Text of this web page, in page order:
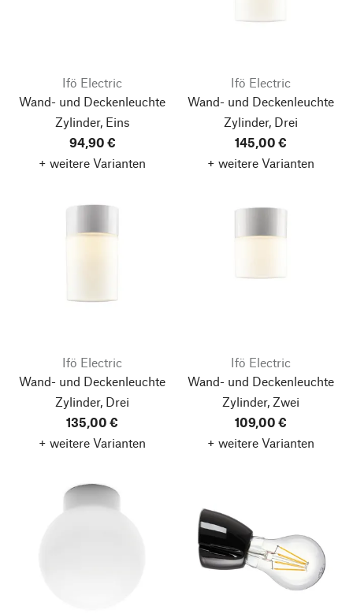
Ifö Electric
Wand- und Deckenleuchte
Zylinder, Eins
94,90 €
+ weitere Varianten
Ifö Electric
Wand- und Deckenleuchte
Zylinder, Drei
145,00 €
+ weitere Varianten
Ifö Electric
Wand- und Deckenleuchte
Zylinder, Drei
135,00 €
+ weitere Varianten
Ifö Electric
Wand- und Deckenleuchte
Zylinder, Zwei
109,00 €
+ weitere Varianten